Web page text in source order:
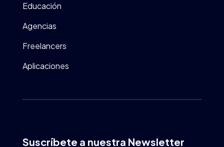
Educación
Agencias
Freelancers
Aplicaciones
Suscríbete a nuestra Newsletter